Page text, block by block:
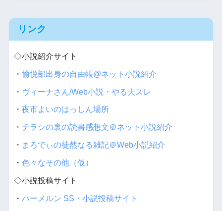
リンク
◇小説紹介サイト
・愉悦部出身の自由帳@ネット小説紹介
・ ヴィーナさん/Web小説・やる夫スレ
・ 夜市よいのはっしん場所
・ チラシの裏の読書感想文＠ネット小説紹介
・ まろでぃの徒然なる雑記＠Web小説紹介
・ 色々なその他（仮）
◇小説投稿サイト
・ ハーメルン SS・小説投稿サイト